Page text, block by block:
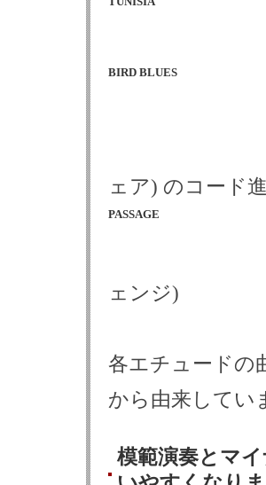
BIRD BLUES
ェア) のコード
PASSAGE
ェンジ)
各エチュードの
から由来してい
模範演奏とマ